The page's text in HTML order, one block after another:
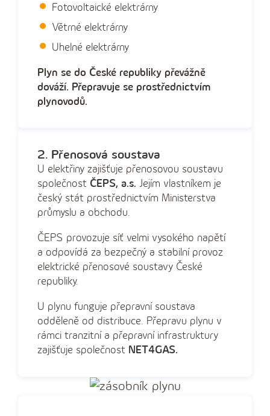
Fotovoltaické elektrárny
Větrné elektrárny
Uhelné elektrárny
Plyn se do České republiky převážně
dováží. Přepravuje se prostřednictvím
plynovodů.
2. Přenosová soustava
U elektřiny zajišťuje přenosovou soustavu
společnost ČEPS, a.s. Jejím vlastníkem je
český stát prostřednictvím Ministerstva
průmyslu a obchodu.
ČEPS provozuje síť velmi vysokého napětí
a odpovídá za bezpečný a stabilní provoz
elektrické přenosové soustavy České
republiky.
U plynu funguje přepravní soustava
odděleně od distribuce. Přepravu plynu v
rámci tranzitní a přepravní infrastruktury
zajišťuje společnost NET4GAS.